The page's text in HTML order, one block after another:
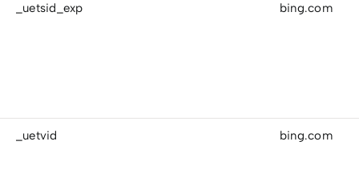
_uetsid_exp bing.com
_uetvid bing.com